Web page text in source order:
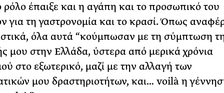
ρόλο έπαιξε και η αγάπη και το προσωπικό του
για τη γαστρονομία και το κρασί. Όπως
όλα αυτά “κούμπωσαν με τη σύμπτωση
μου στην Ελλάδα, ύστερα από μερικά χρόνια
στο εξωτερικό, μαζί με την αλλαγή των
μου δραστηριοτήτων, και… voilà η